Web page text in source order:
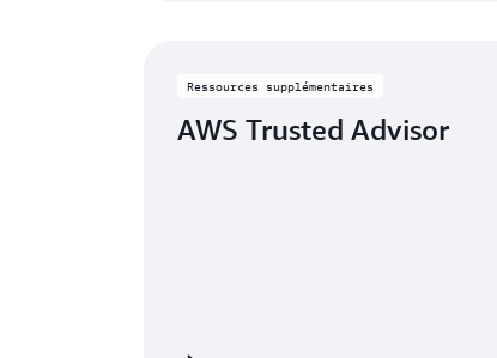
Ressources supplémentaires
AWS Trusted Advisor